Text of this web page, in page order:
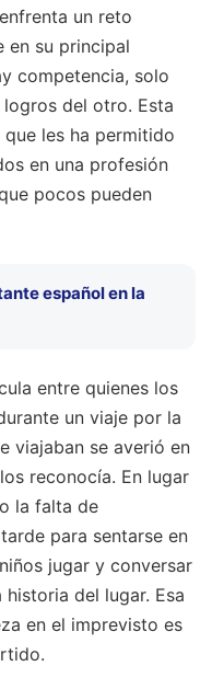
un reto
en su principal
competencia, solo
del otro. Esta
les ha permitido
en una profesión
pocos pueden
español en la
entre quienes los
un viaje por la
viajaban se averió en
reconocía. En lugar
la falta de
para sentarse en
jugar y conversar
del lugar. Esa
en el imprevisto es